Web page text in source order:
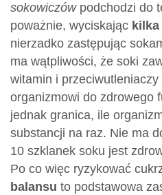
sokowiczówpodchodzi do
poważnie, wyciskając
nierzadko zastępując
ma wątpliwości, że soki
witamin i przeciwutleniaczy
organizmowi do zdrowego
jednak granica, ile
substancji na raz. Nie ma
10 szklanek soku jest
Po co więc ryzykować
balansu to podstawowa